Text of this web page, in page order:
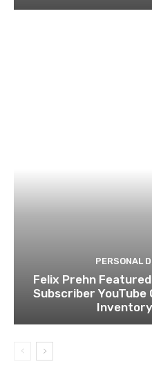
PERSONAL
Felix Prehn
Subscriber YouTube